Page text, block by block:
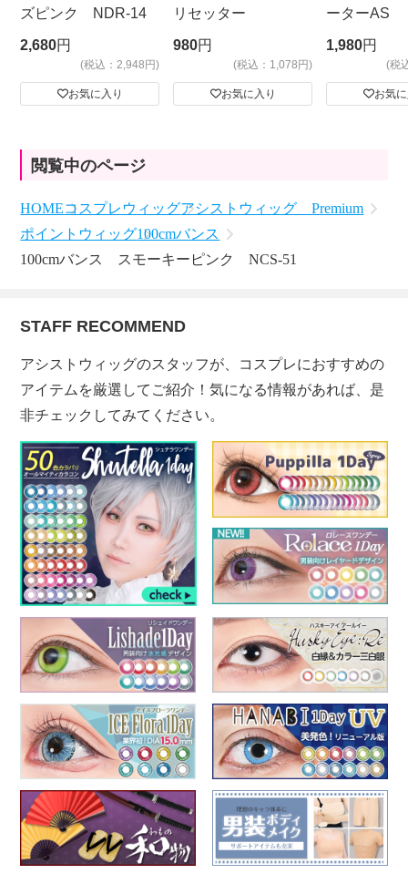
ズピンク NDR-14
2,680円
(税込：2,948円)
お気に入り
リセッター
980円
(税込：1,078円)
お気に入り
ーターAS
ビッグサイ
1,980円
(税
お気
閲覧中のページ
HOMEコスプレウィッグアシストウィッグ Premium
ポイントウィッグ100cmバンス
100cmバンス スモーキーピンク NCS-51
STAFF RECOMMEND
アシストウィッグのスタッフが、コスプレにおすすめの
アイテムを厳選してご紹介！気になる情報があれば、是
非チェックしてみてください。